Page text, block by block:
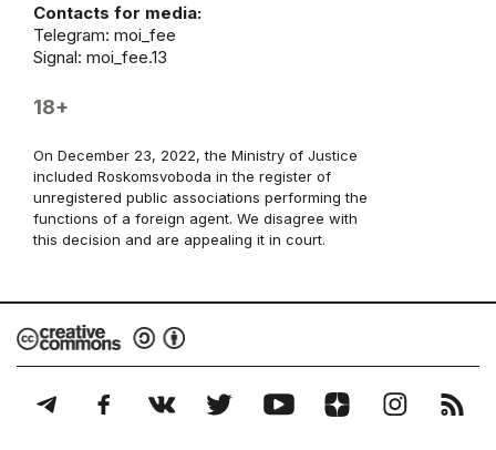
Contacts for media:
Telegram: moi_fee
Signal: moi_fee.13
18+
On December 23, 2022, the Ministry of Justice
included Roskomsvoboda in the register of
unregistered public associations performing the
functions of a foreign agent. We disagree with
this decision and are appealing it in court.